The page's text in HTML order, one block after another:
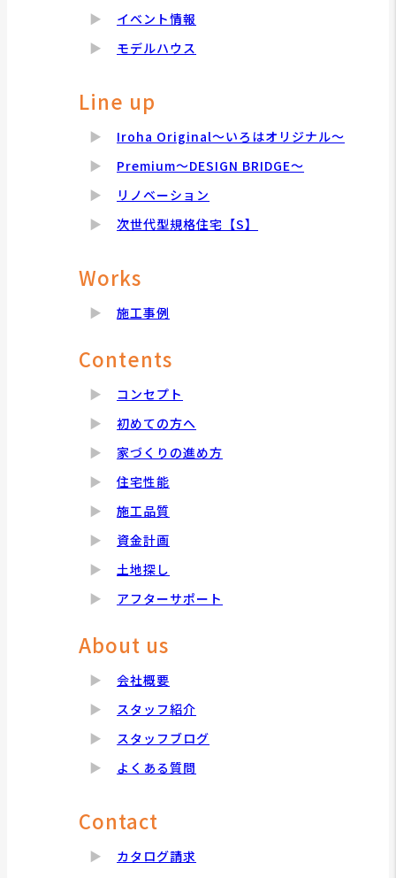
イベント情報
モデルハウス
Line up
Iroha Original～いろはオリジナル～
Premium～DESIGN BRIDGE～
リノベーション
次世代型規格住宅【S】
Works
施工事例
Contents
コンセプト
初めての方へ
家づくりの進め方
住宅性能
施工品質
資金計画
土地探し
アフターサポート
About us
会社概要
スタッフ紹介
スタッフブログ
よくある質問
Contact
カタログ請求